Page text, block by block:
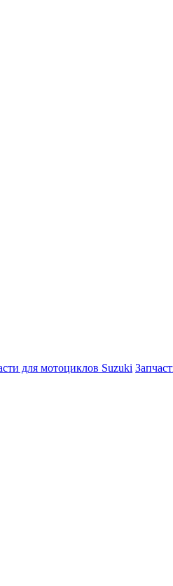
для мотоциклов Suzuki